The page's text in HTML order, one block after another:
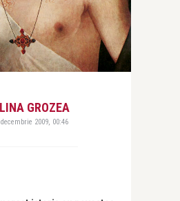
GROZEA
2009, 00:46